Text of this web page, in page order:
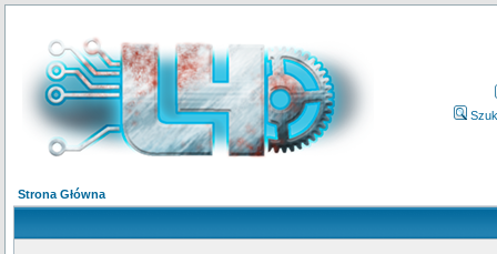
Strona Główna